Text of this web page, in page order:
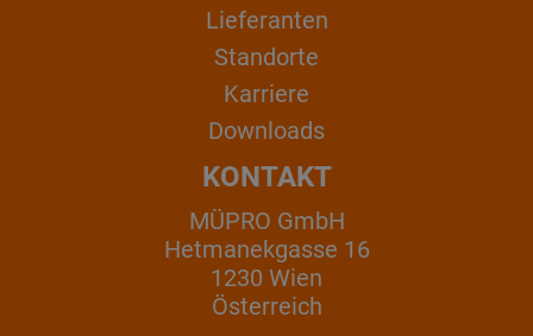
Lieferanten
Standorte
Karriere
Downloads
KONTAKT
MÜPRO GmbH
Hetmanekgasse 16
1230 Wien
Österreich